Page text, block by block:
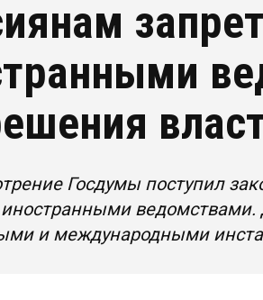
Госдумы поступил
иностранными
и международными